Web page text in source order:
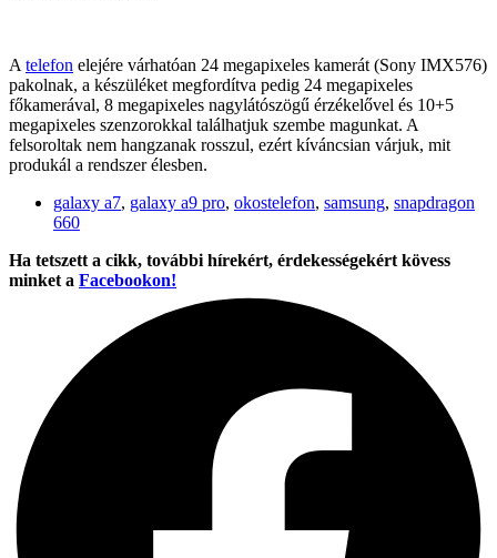
A telefon elejére várhatóan 24 megapixeles kamerát (Sony IMX576)
pakolnak, a készüléket megfordítva pedig 24 megapixeles
főkamerával, 8 megapixeles nagylátószögű érzékelővel és 10+5
megapixeles szenzorokkal találhatjuk szembe magunkat. A
felsoroltak nem hangzanak rosszul, ezért kíváncsian várjuk, mit
produkál a rendszer élesben.
galaxy a7, galaxy a9 pro, okostelefon, samsung, snapdragon
660
Ha tetszett a cikk, további hírekért, érdekességekért kövess
minket a Facebookon!